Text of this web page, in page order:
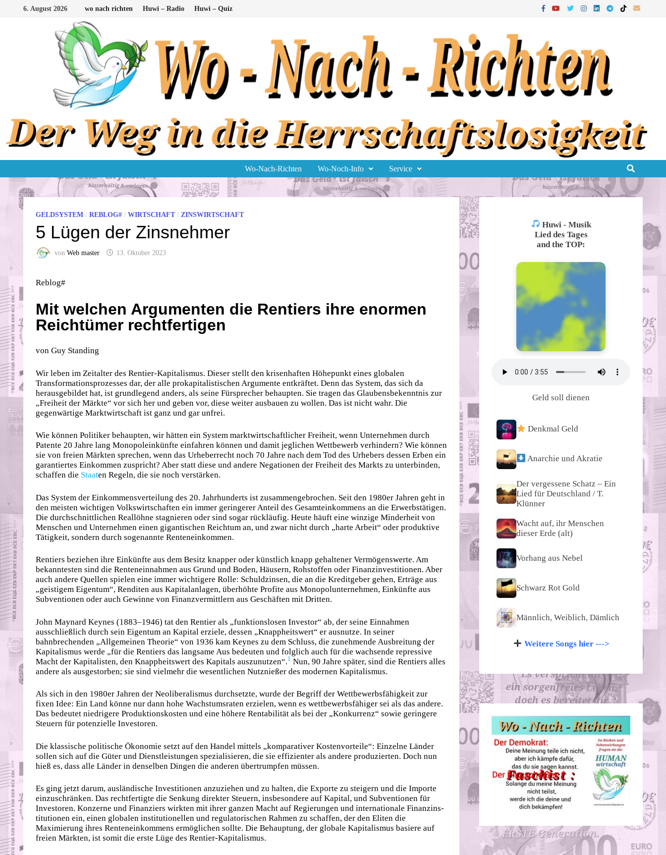
6. August 2026 wo nach richten Huwi – Radio Huwi – Quiz
Wo-Nach-Richten Wo-Noch-Info Service
GELDSYSTEM / REBLOG# / WIRTSCHAFT/ ZINSWIRTSCHAFT
5 Lügen der Zinsnehmer
von Web master 13. Oktober 2023
Reblog#
Mit welchen Argumenten die Rentiers ihre enormen
Reichtümer rechtfertigen
von Guy Standing
Wir leben im Zeitalter des Rentier-Kapitalismus. Dieser stellt den krisenhaften Höhepunkt eines globalen
Transformationsprozesses dar, der alle prokapitalistischen Argumente entkräftet. Denn das System, das sich da
herausgebildet hat, ist grundlegend anders, als seine Fürsprecher behaupten. Sie tragen das Glaubensbekenntnis zur
„Freiheit der Märkte“ vor sich her und geben vor, diese weiter ausbauen zu wollen. Das ist nicht wahr. Die
gegenwärtige Marktwirtschaft ist ganz und gar unfrei.
Wie können Politiker behaupten, wir hätten ein System marktwirtschaftlicher Freiheit, wenn Unternehmen durch
Patente 20 Jahre lang Mo­no­pol­einkünfte einfahren können und damit jeglichen Wettbewerb verhindern? Wie können
sie von freien Märkten sprechen, wenn das Urheberrecht noch 70 Jahre nach dem Tod des Urhebers dessen Erben ein
garantiertes Einkommen zuspricht? Aber statt diese und andere Negationen der Freiheit des Markts zu unterbinden,
schaffen die Staaten Regeln, die sie noch verstärken.
Das System der Einkommensverteilung des 20. Jahrhunderts ist zusammengebrochen. Seit den 1980er Jahren geht in
den meisten wichtigen Volkswirtschaften ein immer geringerer Anteil des Gesamteinkommens an die Erwerbstätigen.
Die durchschnittlichen Reallöhne stagnieren oder sind sogar rückläufig. Heute häuft eine winzige Minderheit von
Menschen und Unternehmen einen gigantischen Reichtum an, und zwar nicht durch „harte Arbeit“ oder produktive
Tätigkeit, sondern durch sogenannte Renteneinkommen.
Rentiers beziehen ihre Einkünfte aus dem Besitz knapper oder künstlich knapp gehaltener Vermögenswerte. Am
bekanntesten sind die Renteneinnahmen aus Grund und Boden, Häusern, Rohstoffen oder Finanzinvestitionen. Aber
auch andere Quellen spielen eine immer wichtigere Rolle: Schuldzinsen, die an die Kreditgeber gehen, Erträge aus
„geistigem Eigentum“, Renditen aus Kapitalanlagen, überhöhte Profite aus Monopolunternehmen, Einkünfte aus
Subventionen oder auch Gewinne von Finanzvermittlern aus Geschäften mit Dritten.
John Maynard Keynes (1883–1946) tat den Rentier als „funktionslosen Investor“ ab, der seine Einnahmen
ausschließlich durch sein Eigentum an Kapital erziele, dessen „Knappheitswert“ er ausnutze. In seiner
bahnbrechenden „Allgemeinen Theorie“ von 1936 kam ­Keynes zu dem Schluss, die zunehmende Ausbreitung der
Kapitalismus werde „für die Rentiers das langsame Aus bedeuten und folglich auch für die wachsende repressive
Macht der Kapitalisten, den Knappheitswert des Kapitals auszunutzen“.1 Nun, 90 Jahre später, sind die Rentiers alles
andere als ausgestorben; sie sind vielmehr die wesentlichen Nutznießer des modernen Kapitalismus.
Als sich in den 1980er Jahren der Neoliberalismus durchsetzte, wurde der Begriff der Wettbewerbsfähigkeit zur
fixen Idee: Ein Land könne nur dann hohe Wachstumsraten erzielen, wenn es wettbewerbsfähiger sei als das andere.
Das bedeutet niedrigere Produktionskosten und eine höhere Rentabilität als bei der „Konkurrenz“ sowie geringere
Steuern für potenzielle Investoren.
Die klassische politische Ökonomie setzt auf den Handel mittels „komparativer Kostenvorteile“: Einzelne Länder
sollen sich auf die Güter und Dienstleistungen spezialisieren, die sie effizienter als andere produzierten. Doch nun
hieß es, dass alle Länder in denselben ­Dingen die anderen übertrumpfen müssen.
Es ging jetzt darum, ausländische Investitionen anzuziehen und zu halten, die Exporte zu steigern und die Importe
einzuschränken. Das rechtfertigte die Senkung direkter Steuern, insbesondere auf Kapital, und Subventionen für
Investoren. Konzerne und Finanziers wirkten mit ihrer ganzen Macht auf Regierungen und internationale Fi­nanz­ins­
ti­tu­tionen ein, einen globalen institutionellen und regulatorischen Rahmen zu schaffen, der den Eliten die
Maximierung ihres Renteneinkommens ermöglichen sollte. Die Behauptung, der globale Kapitalismus basiere auf
freien Märkten, ist somit die erste Lüge des Rentier-Kapitalismus.
Huwi - Musik
Lied des Tages
and the TOP:
Geld soll dienen
Denkmal Geld
Anarchie und Akratie
Der vergessene Schatz – Ein
Lied für Deutschland / T.
Klünner
Wacht auf, ihr Menschen
dieser Erde (alt)
Vorhang aus Nebel
Schwarz Rot Gold
Männlich, Weiblich, Dämlich
Weitere Songs hier --->